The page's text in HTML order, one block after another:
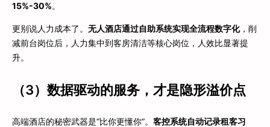
15%-30%。
更别说人力成本了。 无人酒店通过自助系统实现全流程数字化，削
减前台岗位后，人力集中到客房清洁等核心岗位，人效比显著提
升。
（3）数据驱动的服务，才是隐形溢价点
高端酒店的秘密武器是“比你更懂你”。 客控系统自动记录租客习